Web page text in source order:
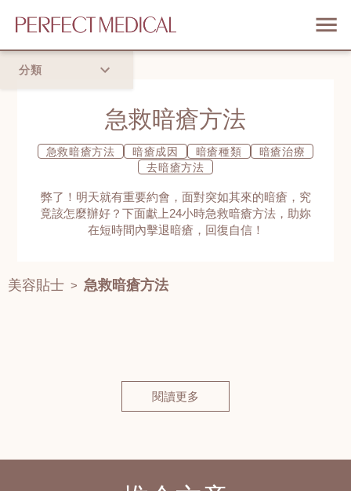
分類
急救暗瘡方法
急救暗瘡方法 暗瘡成因 暗瘡種類
暗瘡治療
去暗瘡方法
弊了！明天就有重要約會，面對突如其來的暗瘡，究
竟該怎麼辦好？下面獻上24小時急救暗瘡方法，助妳
在短時間內擊退暗瘡，回復自信！
美容貼士 > 急救暗瘡方法
閱讀更多